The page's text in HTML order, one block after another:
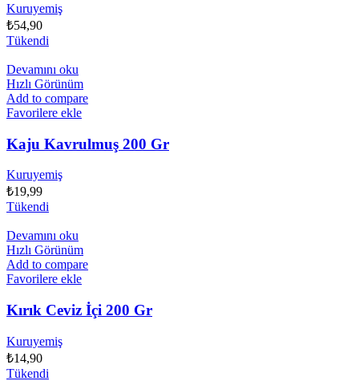
Kuruyemiş
₺54,90
Tükendi
Devamını oku
Hızlı Görünüm
Add to compare
Favorilere ekle
Kaju Kavrulmuş 200 Gr
Kuruyemiş
₺19,99
Tükendi
Devamını oku
Hızlı Görünüm
Add to compare
Favorilere ekle
Kırık Ceviz İçi 200 Gr
Kuruyemiş
₺14,90
Tükendi